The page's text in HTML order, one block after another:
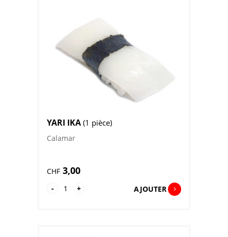
YARI IKA (1 pièce)
Calamar
CHF 3,00
-
quantité
+ AJOUTER